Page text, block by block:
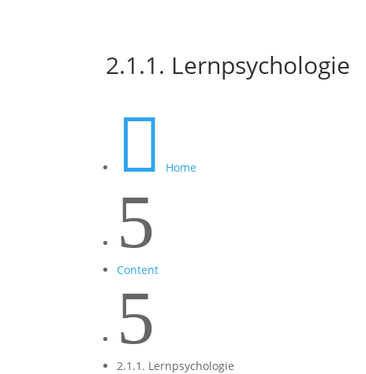
2.1.1. Lernpsychologie
 Home
5
Content
5
2.1.1. Lernpsychologie